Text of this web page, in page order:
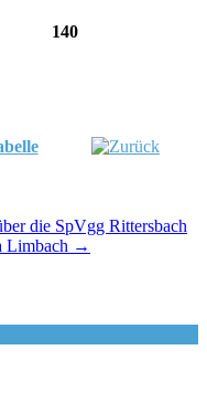
140
die SpVgg Rittersbach
Limbach →